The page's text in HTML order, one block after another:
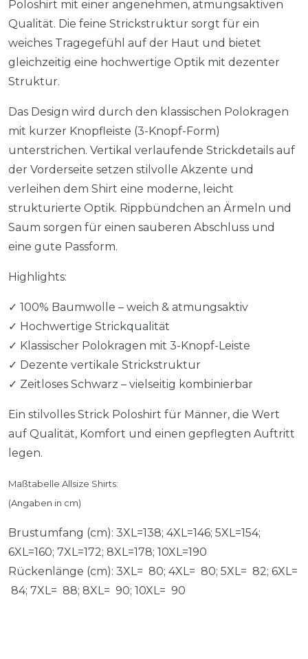
Poloshirt mit einer angenehmen, atmungsaktiven
Qualität. Die feine Strickstruktur sorgt für ein
weiches Tragegefühl auf der Haut und bietet
gleichzeitig eine hochwertige Optik mit dezenter
Struktur.
Das Design wird durch den klassischen Polokragen
mit kurzer Knopfleiste (3-Knopf-Form)
unterstrichen. Vertikal verlaufende Strickdetails auf
der Vorderseite setzen stilvolle Akzente und
verleihen dem Shirt eine moderne, leicht
strukturierte Optik. Rippbündchen an Ärmeln und
Saum sorgen für einen sauberen Abschluss und
eine gute Passform.
Highlights:
✓ 100% Baumwolle – weich & atmungsaktiv
✓ Hochwertige Strickqualität
✓ Klassischer Polokragen mit 3-Knopf-Leiste
✓ Dezente vertikale Strickstruktur
✓ Zeitloses Schwarz – vielseitig kombinierbar
Ein stilvolles Strick Poloshirt für Männer, die Wert
auf Qualität, Komfort und einen gepflegten Auftritt
legen.
Maßtabelle Allsize Shirts:
(Angaben in cm)
Brustumfang (cm): 3XL=138; 4XL=146; 5XL=154;
6XL=160; 7XL=172; 8XL=178; 10XL=190
Rückenlänge (cm): 3XL= 80; 4XL= 80; 5XL= 82; 6XL=
84; 7XL= 88; 8XL= 90; 10XL= 90